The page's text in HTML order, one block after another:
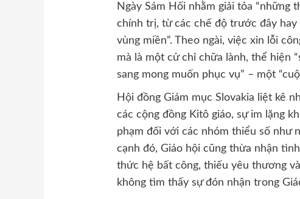
Ngày Sám Hối nhằm giải tỏa
chính trị, từ các chế độ trước đây
vùng miền”. Theo ngài, việc xin lỗi
mà là một cử chỉ chữa lành, thể hiện
sang mong muốn phục vụ” – một
Hội đồng Giám mục Slovakia liệt kê
các cộng đồng Kitô giáo, sự im lặng
phạm đối với các nhóm thiểu số như
cạnh đó, Giáo hội cũng thừa nhận
thức hệ bất công, thiếu yêu thương
không tìm thấy sự đón nhận trong